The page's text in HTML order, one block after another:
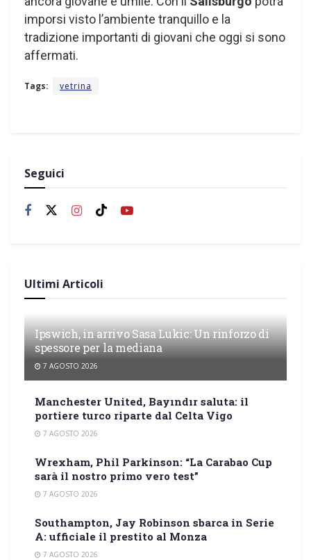
imporsi visto l’ambiente tranquillo e la
tradizione importanti di giovani che oggi si sono
affermati.
Tags: vetrina
Seguici
Ultimi Articoli
Ipswich, in arrivo Sasa Lukic: Un rinforzo di
spessore per la mediana
7 AGOSTO 2026
Manchester United, Bayındır saluta: il
portiere turco riparte dal Celta Vigo
7 AGOSTO 2026
Wrexham, Phil Parkinson: “La Carabao Cup
sarà il nostro primo vero test”
7 AGOSTO 2026
Southampton, Jay Robinson sbarca in Serie
A: ufficiale il prestito al Monza
7 AGOSTO 2026